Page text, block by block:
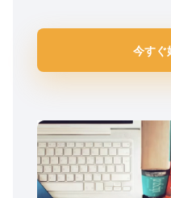
今すぐ